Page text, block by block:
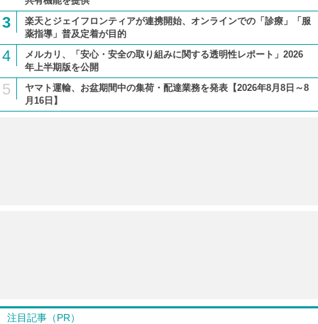
3
楽天とジェイフロンティアが連携開始、オンラインでの「診療」「服
薬指導」普及定着が目的
4
メルカリ、「安心・安全の取り組みに関する透明性レポート」2026
年上半期版を公開
5
ヤマト運輸、お盆期間中の集荷・配達業務を発表【2026年8月8日～8
月16日】
注目記事（PR）